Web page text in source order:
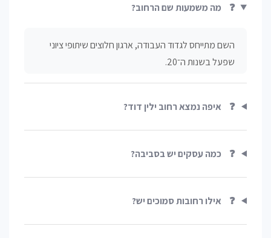
❓ מה משמעות שם הרחוב?
השם מתייחס לגדוד העבודה, ארגון חלוצים שיתופי ציוני
שפעל בשנות ה־20.
❓ איפה נמצא רחוב ילין דוד?
❓ כמה עסקים יש בסביבה?
❓ אילו רחובות סמוכים יש?